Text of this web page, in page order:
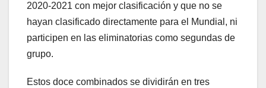
2020-2021 con mejor clasificación y que no se
hayan clasificado directamente para el Mundial, ni
participen en las eliminatorias como segundas de
grupo.
Estos doce combinados se dividirán en tres